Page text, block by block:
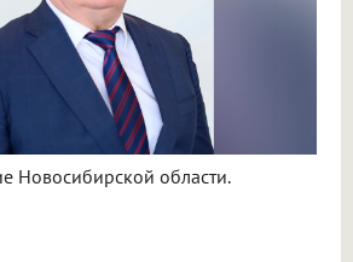
Новосибирской области.